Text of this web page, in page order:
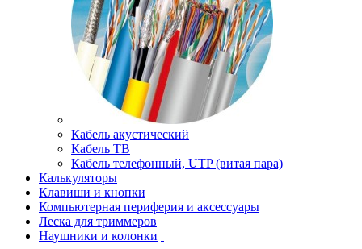
Кабель акустический
Кабель ТВ
Кабель телефонный, UTP (витая пара)
Калькуляторы
Клавиши и кнопки
Компьютерная периферия и аксессуары
Леска для триммеров
Наушники и колонки